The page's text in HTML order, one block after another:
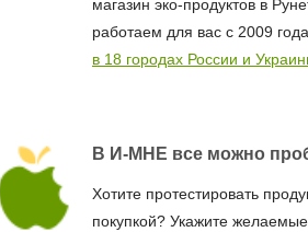
магазин эко-продуктов в
работаем для вас с 2009 года
в 18 городах России и
В И-МНЕ все можно
Хотите протестировать
покупкой? Укажите